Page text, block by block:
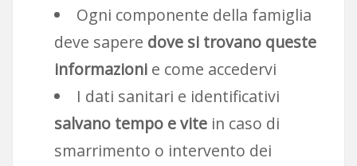
Ogni componente della famiglia
deve sapere dove si trovano queste
informazioni e come accedervi
I dati sanitari e identificativi
salvano tempo e vite in caso di
smarrimento o intervento dei